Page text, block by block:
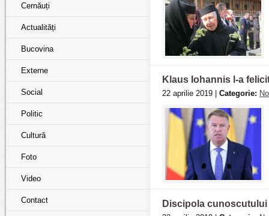
Cernăuți
Actualități
Bucovina
Externe
Social
Politic
Cultură
Foto
Video
Contact
Klaus Iohannis l-a
22 aprilie 2019 | Categorie:
Discipola cunoscutului